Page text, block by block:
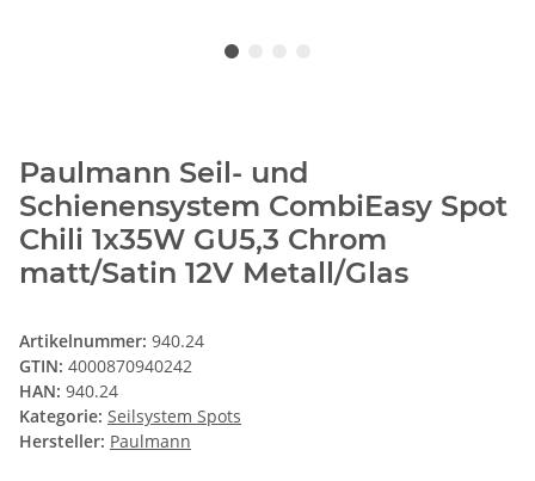
Paulmann Seil- und
Schienensystem CombiEasy Spot
Chili 1x35W GU5,3 Chrom
matt/Satin 12V Metall/Glas
Artikelnummer: 940.24
GTIN: 4000870940242
HAN: 940.24
Kategorie: Seilsystem Spots
Hersteller: Paulmann